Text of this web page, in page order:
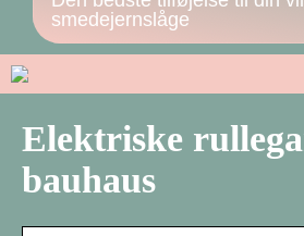
smedejernslåge
Elektriske
bauhaus